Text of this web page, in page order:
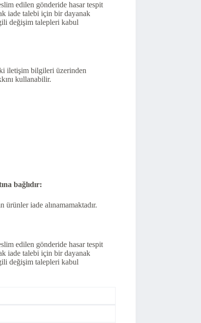
edilen gönderide hasar tespit
iade talebi için bir dayanak
değişim talepleri kabul
iletişim bilgileri üzerinden
kullanabilir.
bağlıdır:
ürünler iade alınamamaktadır.
edilen gönderide hasar tespit
iade talebi için bir dayanak
değişim talepleri kabul